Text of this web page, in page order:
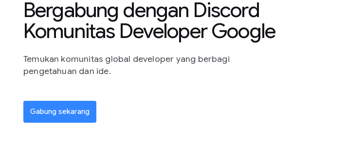
Bergabung dengan Discord
Komunitas Developer Google
Temukan komunitas global developer yang berbagi
pengetahuan dan ide.
Gabung sekarang